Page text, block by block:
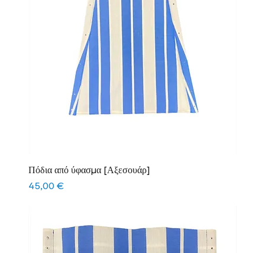
Πόδια από ύφασμα [Αξεσουάρ]
Τιμή
45,00 €